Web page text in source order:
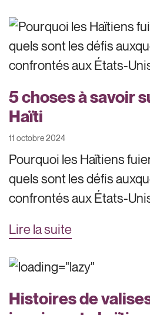
5 choses à savoir
Haïti
11 octobre 2024
Pourquoi les Haïtiens
quels sont les défis
confrontés aux États-
Lire la suite
Histoires de